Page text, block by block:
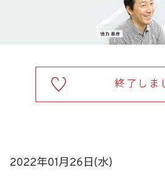
終了しま
2022年01月26日(水)